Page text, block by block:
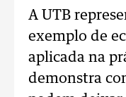
A UTB
exemplo de
aplicada na
demonstra